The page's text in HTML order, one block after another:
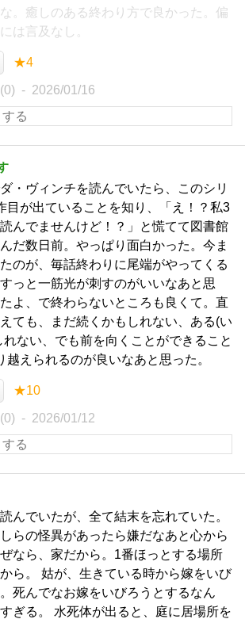
。癒しのある終わり方で良かった。偏
は言及なし。
★4
2026/01/16
・ヴィンチを読んでいたら、このシリ
目が出ていることを知り、「え！？私3
んでませんけど！？」と慌てて図書館
だ数日前。やっぱり面白かった。今ま
のが、毎話終わりに尾端がやってくる
っと一筋光が刺すのがいいなあと思
よ、で終わらないところも良くて。直
ても、まだ続くかもしれない、ある(い
れない、でも前を向くことができること
越えられるのが良いなあと思った。
★10
2026/01/12
んでいたが、全て結末を忘れていた。
らの怪異があったら嫌だなあと心から
なら、家だから。1番ほっとする場所
ら。 姑が、生きている時から嫁をいび
死んでなお嫁をいびろうとするなん
ぎる。 水死体が出ると、庭に居場所を